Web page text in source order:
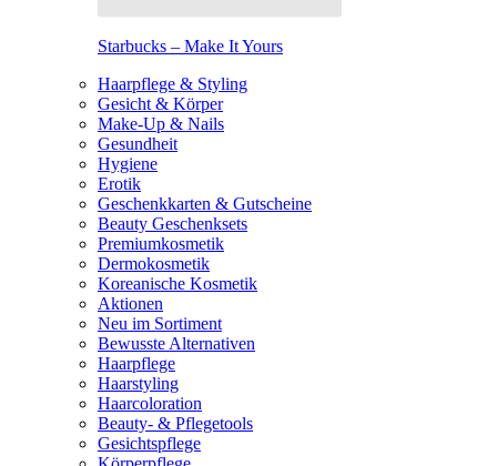
Starbucks – Make It Yours
Haarpflege & Styling
Gesicht & Körper
Make-Up & Nails
Gesundheit
Hygiene
Erotik
Geschenkkarten & Gutscheine
Beauty Geschenksets
Premiumkosmetik
Dermokosmetik
Koreanische Kosmetik
Aktionen
Neu im Sortiment
Bewusste Alternativen
Haarpflege
Haarstyling
Haarcoloration
Beauty- & Pflegetools
Gesichtspflege